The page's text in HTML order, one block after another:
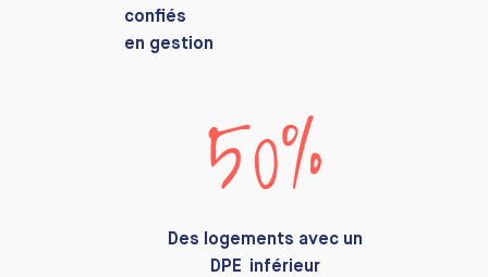
confiés
en gestion
50%
Des logements avec un
DPE inférieur